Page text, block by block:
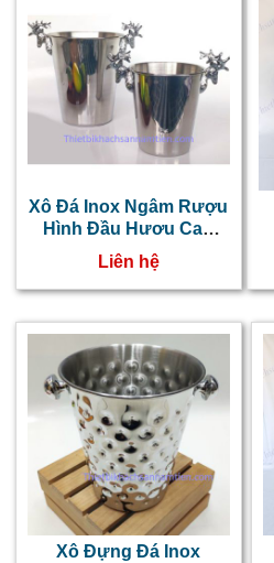
Xô Đá Inox Ngâm Rượu
Hình Đầu Hươu Cao
Cấp NT0601021
Liên hệ
Xô Đựng Đá Inox